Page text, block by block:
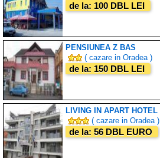
de la: 100 DBL LEI
PENSIUNEA Z BAS
( cazare in Oradea )
de la: 150 DBL LEI
LIVING IN APART HOTEL
( cazare in Oradea )
de la: 56 DBL EURO